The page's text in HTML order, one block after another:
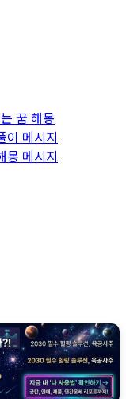
꿈 해몽
이 메시지
몽 메시지